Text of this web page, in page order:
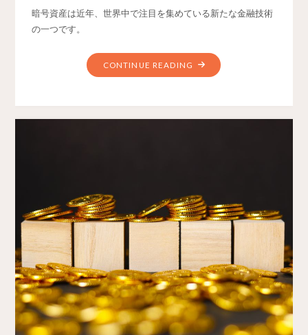
暗号資産は近年、世界中で注目を集めている新たな金融技術
の一つです。
CONTINUE READING